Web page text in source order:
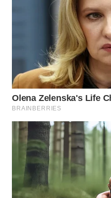
TEBING
TINGGI
WN
PAKPAK
WN
KARAWANG
WN
BEKASI